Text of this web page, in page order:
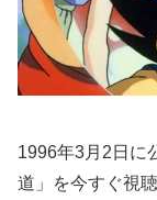
1996年3月2日に
道」を今すぐ視